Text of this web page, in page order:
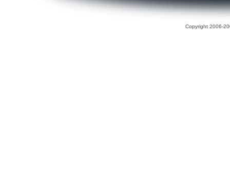
Copyright 2006-